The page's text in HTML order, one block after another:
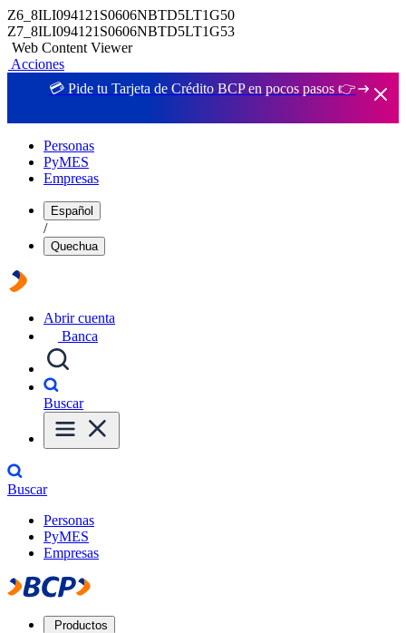
Z6_8ILI094121S0606NBTD5LT1G50
Z7_8ILI094121S0606NBTD5LT1G53
Web Content Viewer
Acciones
💳 Pide tu Tarjeta de Crédito BCP en pocos pasos 👉
Personas
PyMES
Empresas
Español
/
Quechua
Abrir cuenta
Banca
Buscar
Buscar
Personas
PyMES
Empresas
Productos